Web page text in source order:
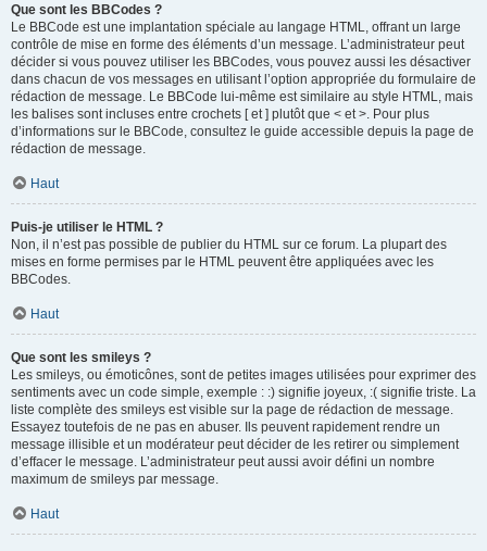
Que sont les BBCodes ?
Le BBCode est une implantation spéciale au langage HTML, offrant un large
contrôle de mise en forme des éléments d’un message. L’administrateur peut
décider si vous pouvez utiliser les BBCodes, vous pouvez aussi les désactiver
dans chacun de vos messages en utilisant l’option appropriée du formulaire de
rédaction de message. Le BBCode lui-même est similaire au style HTML, mais
les balises sont incluses entre crochets [ et ] plutôt que < et >. Pour plus
d’informations sur le BBCode, consultez le guide accessible depuis la page de
rédaction de message.
Haut
Puis-je utiliser le HTML ?
Non, il n’est pas possible de publier du HTML sur ce forum. La plupart des
mises en forme permises par le HTML peuvent être appliquées avec les
BBCodes.
Haut
Que sont les smileys ?
Les smileys, ou émoticônes, sont de petites images utilisées pour exprimer des
sentiments avec un code simple, exemple : :) signifie joyeux, :( signifie triste. La
liste complète des smileys est visible sur la page de rédaction de message.
Essayez toutefois de ne pas en abuser. Ils peuvent rapidement rendre un
message illisible et un modérateur peut décider de les retirer ou simplement
d’effacer le message. L’administrateur peut aussi avoir défini un nombre
maximum de smileys par message.
Haut